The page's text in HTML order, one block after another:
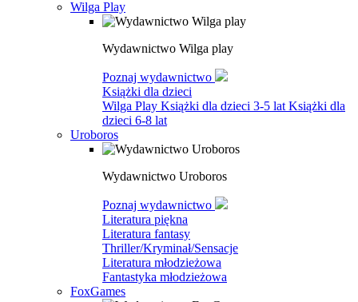
Wilga Play
Wydawnictwo Wilga play
Poznaj wydawnictwo
Książki dla dzieci
Wilga Play Książki dla dzieci 3-5 lat Książki dla
dzieci 6-8 lat
Uroboros
Wydawnictwo Uroboros
Poznaj wydawnictwo
Literatura piękna
Literatura fantasy
Thriller/Kryminał/Sensacje
Literatura młodzieżowa
Fantastyka młodzieżowa
FoxGames